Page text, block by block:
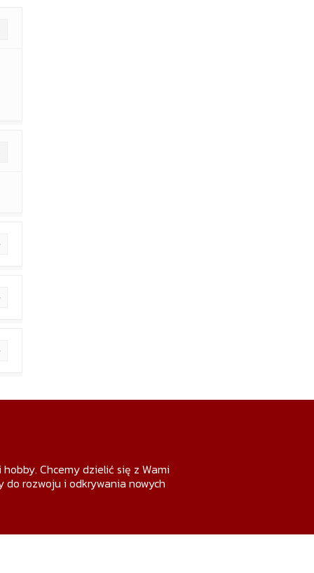
Chcemy dzielić się z Wami
do rozwoju i odkrywania nowych